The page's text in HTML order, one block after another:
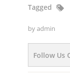
Tagged
byadmin
Follow Us